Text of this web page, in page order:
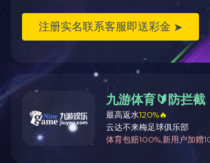
韧、积极向上。曾担任新生军训助教，
经验。于2024年顺利毕业。今年2月，郝
赴京参加阅兵民兵方队的封闭训练，历
练，她不断磨炼动作、锤炼意志，坚持
练任务，最终以出色表现昂首走过天安
代中国青年昂扬奋发、不负时代的青春风